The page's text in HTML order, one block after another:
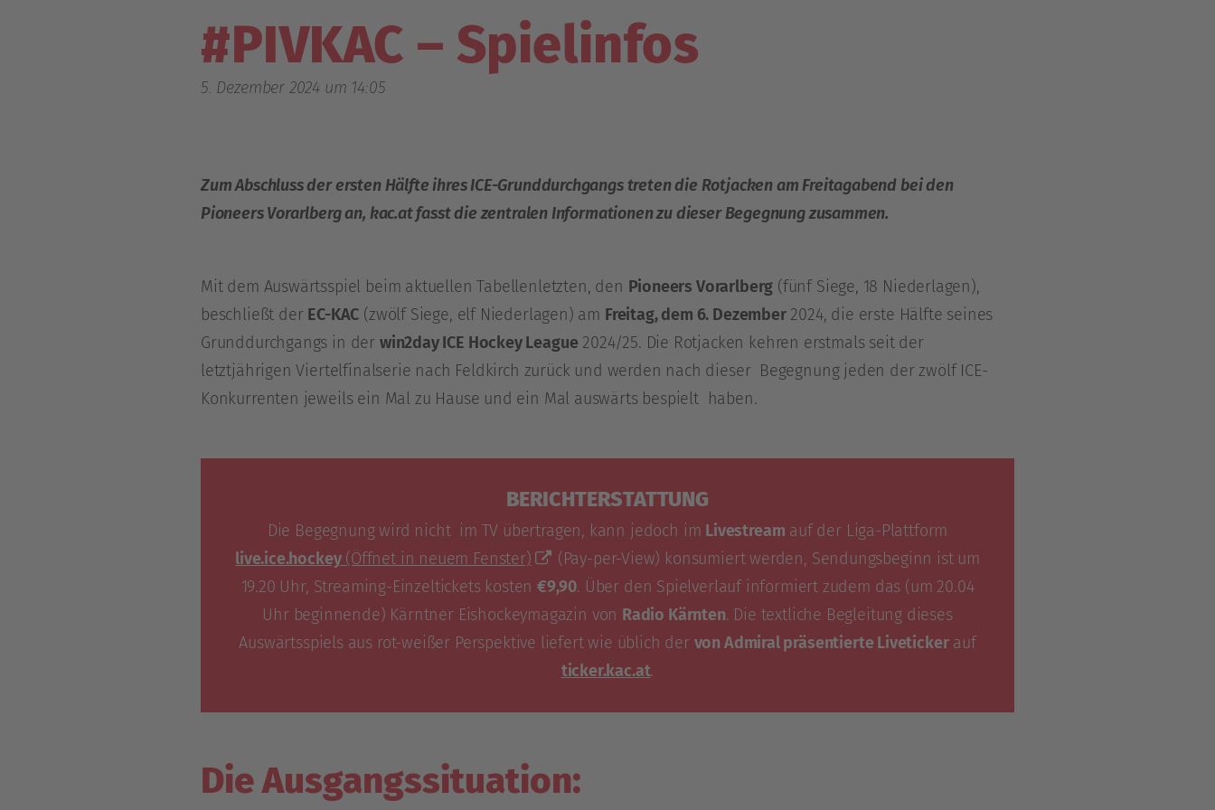
#PIVKAC – Spielinfos
5. Dezember 2024 um 14:05
Zum Abschluss der ersten Hälfte ihres ICE-Grunddurchgangs treten die Rotjacken am Freitagabend bei den
Pioneers Vorarlberg an, kac.at fasst die zentralen Informationen zu dieser Begegnung zusammen.
Mit dem Auswärtsspiel beim aktuellen Tabellenletzten, den Pioneers Vorarlberg (fünf Siege, 18 Niederlagen),
beschließt der EC-KAC (zwölf Siege, elf Niederlagen) am Freitag, dem 6. Dezember2024, die erste Hälfte seines
Grunddurchgangs in der win2day ICE Hockey League 2024/25. Die Rotjacken kehren erstmals seit der
letztjährigen Viertelfinalserie nach Feldkirch zurück und werden nach dieser Begegnung jeden der zwölf ICE-
Konkurrenten jeweils ein Mal zu Hause und ein Mal auswärts bespielt haben.
BERICHTERSTATTUNG
Die Begegnung wird nicht im TV übertragen, kann jedoch im Livestream auf der Liga-Plattform
live.ice.hockey(Öffnet in neuem Fenster)
(Pay-per-View) konsumiert werden, Sendungsbeginn ist um
19.20 Uhr, Streaming-Einzeltickets kosten€9,90. Über den Spielverlauf informiert zudem das (um 20.04
Uhr beginnende) Kärntner Eishockeymagazin von Radio Kärnten. Die textliche Begleitung dieses
Auswärtsspiels aus rot-weißer Perspektive liefert wie üblich der von Admiral präsentierte Livetickerauf
ticker.kac.at.
Die Ausgangssituation: